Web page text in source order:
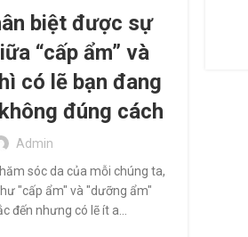
biệt được sự
“cấp ẩm” và
có lẽ bạn đang
đúng cách
Admin
sóc da của mỗi chúng ta,
"cấp ẩm" và "dưỡng ẩm"
đến nhưng có lẽ ít a...